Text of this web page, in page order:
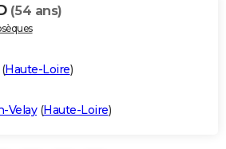
(54 ans)
Haute-Loire)
Velay(Haute-Loire)